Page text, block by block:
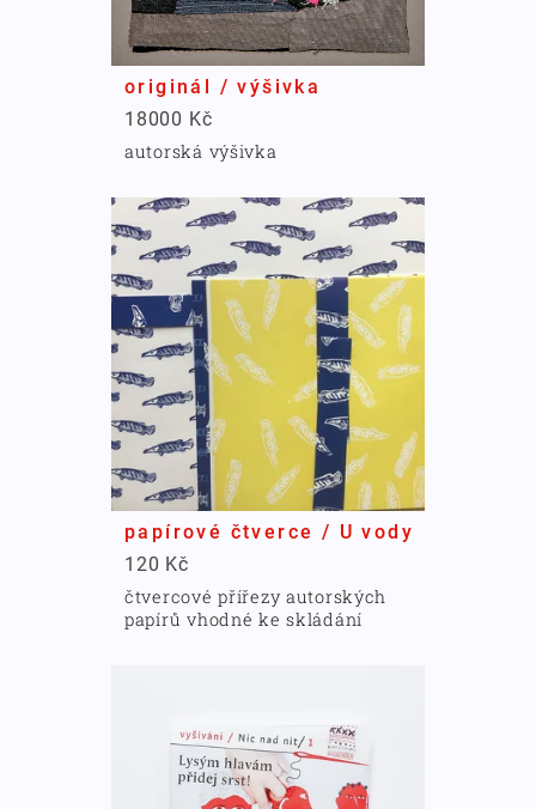
originál / výšivka
18000 Kč
autorská výšivka
papírové čtverce / U vody
120 Kč
čtvercové přířezy autorských
papírů vhodné ke skládání